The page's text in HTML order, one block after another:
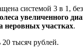
системой 3 в 1,
увеличенного
неровных участках.
20 тысяч рублей.